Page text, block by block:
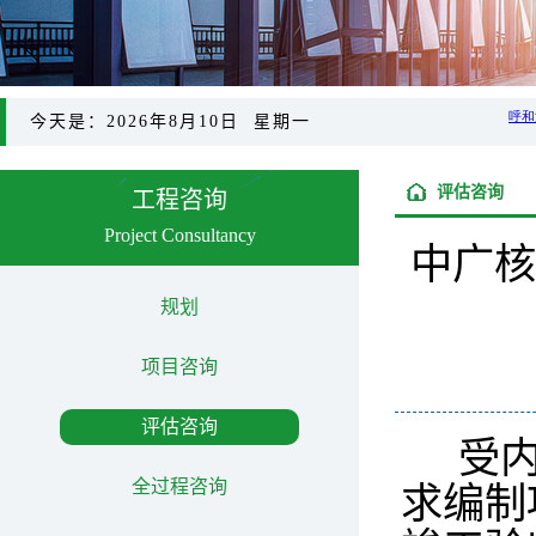
今天是：2026年8月10日 星期一
工程咨询
Project Consultancy
规划
项目咨询
评估咨询
全过程咨询
评估咨询
中广
受
求编